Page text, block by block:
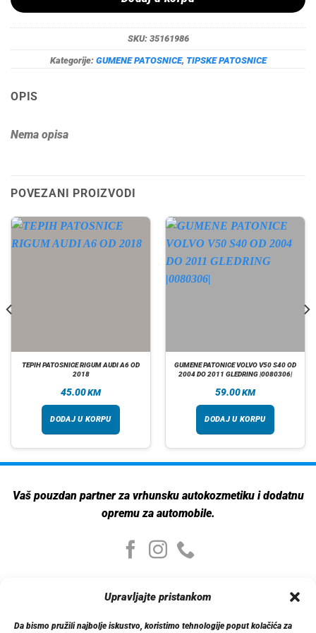
Upravljajte pristankom
Da bismo pružili najbolje iskustvo, koristimo tehnologije poput kolačića za
SKU: 35161986
Kategorije: GUMENE PATOSNICE, TIPSKE PATOSNICE
OPIS
Nema opisa
POVEZANI PROIZVODI
TEPIH PATOSNICE RIGUM AUDI A6 OD
2018
45.00KM
DODAJ U KORPU
GUMENE PATONICE VOLVO V50 S40 OD
2004 DO 2011 GLEDRING |0080306|
59.00KM
DODAJ U KORPU
Vaš pouzdan partner za vrhunsku autokozmetiku i dodatnu
opremu za automobile.
Moj nalog
Moj nalog
Moje narudžbe